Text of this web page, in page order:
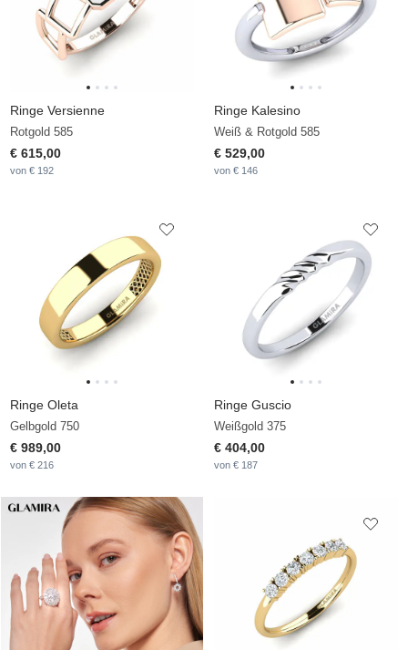
Ringe Versienne
Rotgold 585
€ 615,00
von € 192
Ringe Kalesino
Weiß & Rotgold 585
€ 529,00
von € 146
Ringe Oleta
Gelbgold 750
€ 989,00
von € 216
Ringe Guscio
Weißgold 375
€ 404,00
von € 187